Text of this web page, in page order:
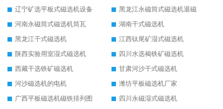
辽宁矿选平板式磁选机设备
黑龙江永磁筒式磁选机退磁
河南永磁筒式磁选机筒瓦
湖南干式磁选机
黑龙江干式磁选机
江西钛尾矿湿式磁选机
陕西实验用室湿式磁选机
四川水选褐铁矿磁选机
西藏干选铁矿磁选机
甘肃河沙干式磁选机
河沙磁选机的电机
潍坊平板磁选机厂家
广西平板磁选机磁铁排列图
四川永磁湿式磁选机